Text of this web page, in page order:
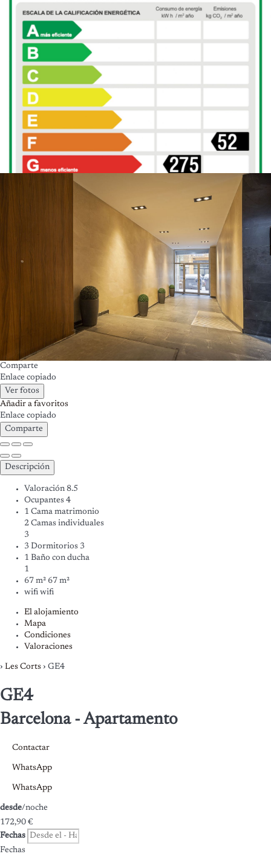
Comparte
Enlace copiado
Ver fotos
Añadir a favoritos
Enlace copiado
Comparte
Descripción
Valoración 8.5
Ocupantes 4
1 Cama matrimonio
2 Camas individuales
3
3 Dormitorios 3
1 Baño con ducha
1
67 m² 67 m²
wifi wifi
El alojamiento
Mapa
Condiciones
Valoraciones
› Les Corts › GE4
GE4
Barcelona -Apartamento
Contactar
WhatsApp
WhatsApp
desde/noche
172,90 €
Fechas
Fechas